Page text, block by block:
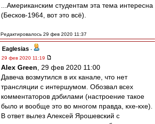
...Американским студентам эта тема интересна
(Бесков-1964, вот это всё).
Редактировалось 29 фев 2020 11:37
Eaglesias -
29 фев 2020 11:19
Alex Green , 29 фев 2020 11:00
Давеча возмутился в их канале, что нет
трансляции с интершумом. Обозвал всех
комментаторов дэбилами (настроение такое
было и вообще это во многом правда, кхе-кхе).
В ответ вылез Алексей Ярошевский с